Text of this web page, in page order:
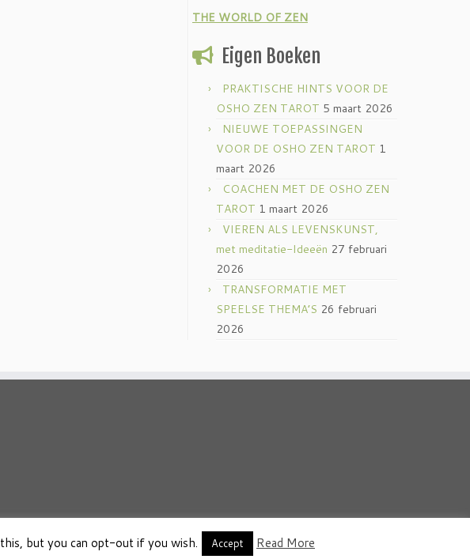
THE WORLD OF ZEN
Eigen Boeken
PRAKTISCHE HINTS VOOR DE
OSHO ZEN TAROT 5 maart 2026
NIEUWE TOEPASSINGEN
VOOR DE OSHO ZEN TAROT 1
maart 2026
COACHEN MET DE OSHO ZEN
TAROT 1 maart 2026
VIEREN ALS LEVENSKUNST,
met meditatie-Ideeën 27 februari
2026
TRANSFORMATIE MET
SPEELSE THEMA’S 26 februari
2026
met deCustomizr thema ·
but you can opt-out if you wish. Accept Read More